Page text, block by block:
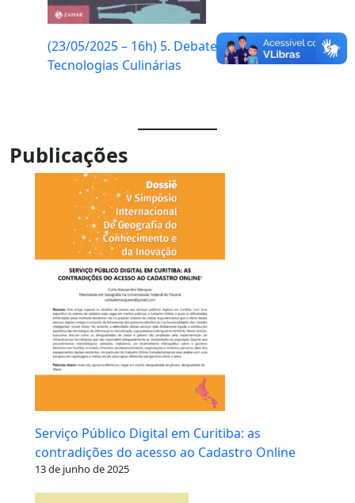
(23/05/2025 – 16h) 5. Debate sobre o tema:
Tecnologias Culinárias
Publicações
Serviço Público Digital em Curitiba: as
contradições do acesso ao Cadastro Online
13 de junho de 2025